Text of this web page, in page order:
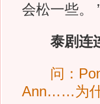
会松一些。
泰剧连
问：
Ann……为什